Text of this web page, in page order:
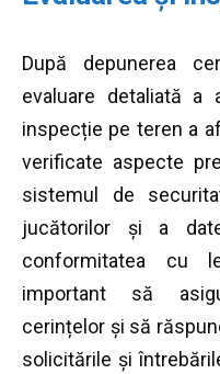
După depunerea
evaluare detaliată
inspecție pe teren a
verificate aspecte
sistemul de
jucătorilor și a
conformitatea cu
important să
cerințelor și să
solicitările și